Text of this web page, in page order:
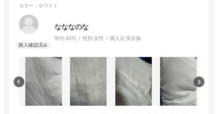
カラー：ホワイト
なななのな
年代:40代 性別:女性 購入店:実店舗